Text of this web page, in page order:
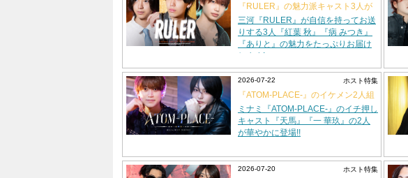
『RULER』の魅力派キャスト3人が
グラビアに登場!!
三河『RULER』が自信を持ってお送
りする3人『紅葉 秋』『病 みつき』
『ありと』の魅力をたっぷりお届け
します!
2026-07-22 ホスト特集
『ATOM-PLACE-』のイケメン2人組
がグラビアに登場!!
ミナミ『ATOM-PLACE-』のイチ押し
キャスト『天馬』『一 華玖』の2人
が華やかに登場!!
2026-07-20 ホスト特集